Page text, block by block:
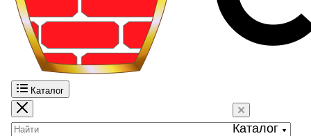
Каталог
Каталог